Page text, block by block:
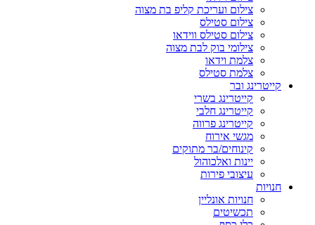
צילום ועריכת קליפ בת מצוה
צילום סטילס
צילום סטילס ווידאו
צילומי בוק לבת מצוה
צלמת וידאו
צלמת סטילס
קייטרינג ובר
קייטרינג בשרי
קייטרינג חלבי
קייטרינג פרווה
מגשי אירוח
קינוחים/בר מתוקים
יינות ואלכוהול
עיצובי פירות
חנויות
חנויות אונליין
תכשיטים